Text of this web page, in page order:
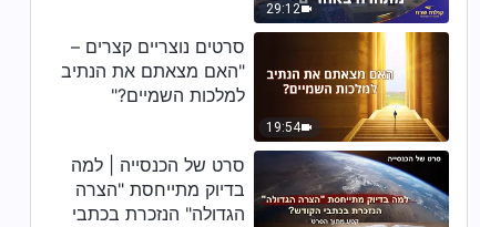
29:12
19:54
סרטים נוצריים קצרים –
"האם מצאתם את הנתיב
למלכות השמיים?"
סרט של הכנסייה | למה
בדיוק מתייחסת "הצרה
הגדולה" הנזכרת בכתבי